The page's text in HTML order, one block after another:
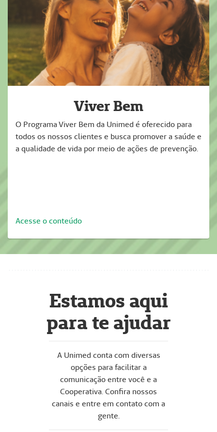
Viver Bem
O Programa Viver Bem da Unimed é oferecido para
todos os nossos clientes e busca promover a saúde e
a qualidade de vida por meio de ações de prevenção.
Acesse o conteúdo
Estamos aqui
para te ajudar
A Unimed conta com diversas
opções para facilitar a
comunicação entre você e a
Cooperativa. Confira nossos
canais e entre em contato com a
gente.